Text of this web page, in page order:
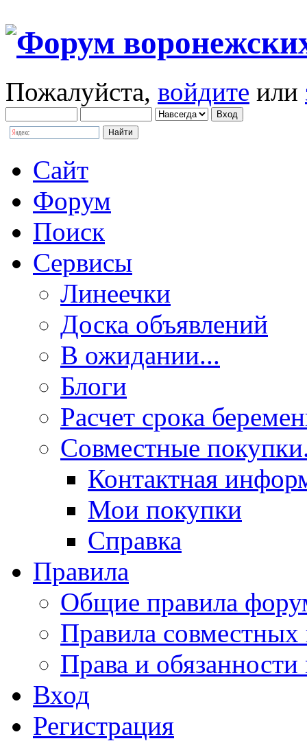
Пожалуйста, войдите или
Сайт
Форум
Поиск
Сервисы
Линеечки
Доска объявлений
В ожидании...
Блоги
Расчет срока
Совместные
Контактная
Мои покупки
Справка
Правила
Общие правила
Правила совместных
Права и
Вход
Регистрация